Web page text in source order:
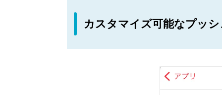
カスタマイズ可能なプッ